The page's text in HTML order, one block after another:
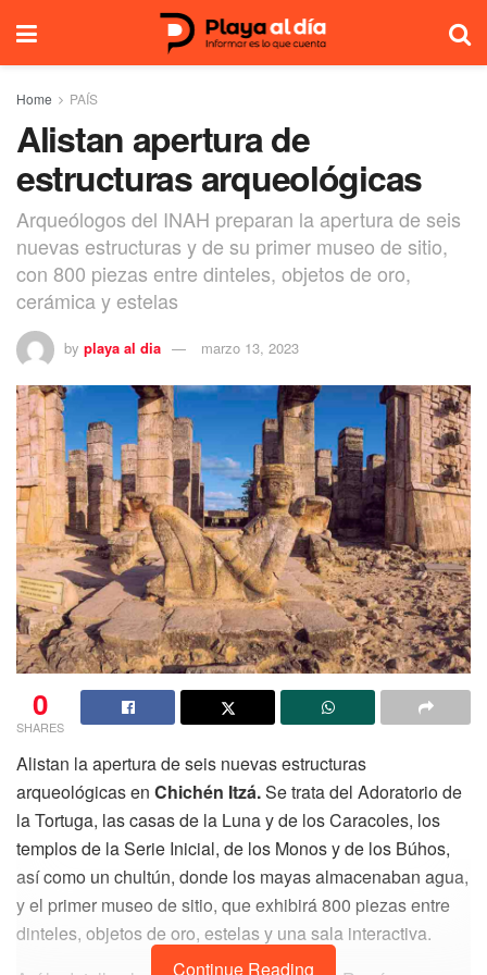
Home PAÍS
Alistan apertura de
estructuras arqueológicas
Arqueólogos del INAH preparan la apertura de seis
nuevas estructuras y de su primer museo de sitio,
con 800 piezas entre dinteles, objetos de oro,
cerámica y estelas
by playa al dia marzo 13, 2023
0
SHARES
Alistan la apertura de seis nuevas estructuras
arqueológicas en Chichén Itzá.Se trata del Adoratorio de
la Tortuga, las casas de la Luna y de los Caracoles, los
templos de la Serie Inicial, de los Monos y de los Búhos,
así como un chultún, donde los mayas almacenaban agua,
y el primer museo de sitio, que exhibirá 800 piezas entre
dinteles, objetos de oro, estelas y una sala interactiva.
Continue Reading